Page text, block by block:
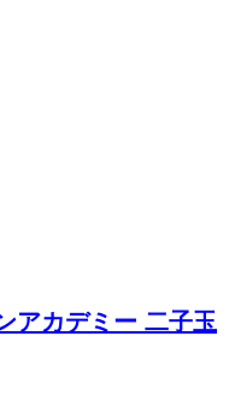
アカデミー 二子玉